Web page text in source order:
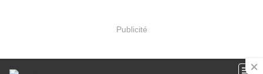
Publicité